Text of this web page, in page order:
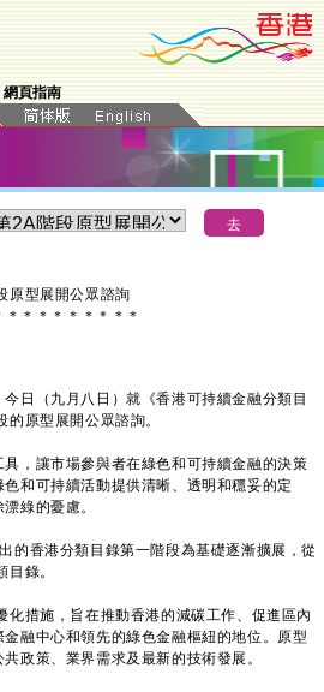
網頁指南
原型展開公眾諮詢
＊ ＊ ＊ ＊ ＊ ＊ ＊ ＊ ＊
（九月八日）就《香港可持續金融分類目
原型展開公眾諮詢。
讓市場參與者在綠色和可持續金融的決策
和可持續活動提供清晰、透明和穩妥的定
綠的憂慮。
香港分類目錄第一階段為基礎逐漸擴展，從
錄。
措施，旨在推動香港的減碳工作、促進區內
融中心和領先的綠色金融樞紐的地位。原型
政策、業界需求及最新的技術發展。